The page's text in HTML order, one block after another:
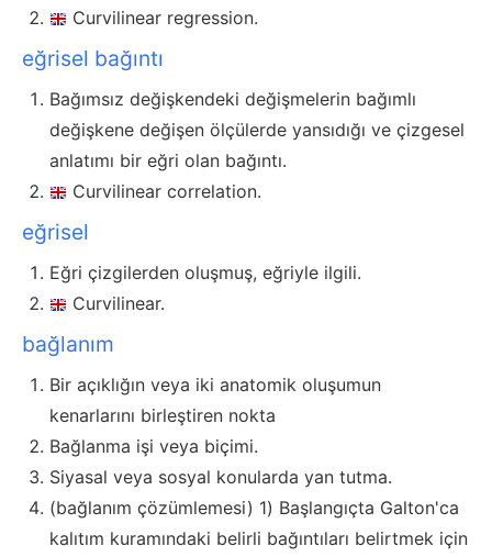
Curvilinear regression.
eğrisel bağıntı
Bağımsız değişkendeki değişmelerin bağımlı
değişkene değişen ölçülerde yansıdığı ve çizgesel
anlatımı bir eğri olan bağıntı.
Curvilinear correlation.
eğrisel
Eğri çizgilerden oluşmuş, eğriyle ilgili.
Curvilinear.
bağlanım
Bir açıklığın veya iki anatomik oluşumun
kenarlarını birleştiren nokta
Bağlanma işi veya biçimi.
Siyasal veya sosyal konularda yan tutma.
(bağlanım çözümlemesi) 1) Başlangıçta Galton'ca
kalıtım kuramındaki belirli bağıntıları belirtmek için